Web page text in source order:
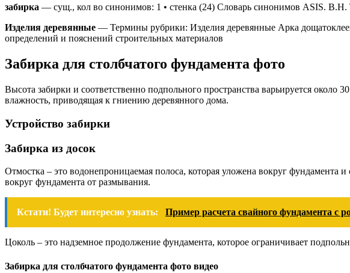
забирка — сущ., кол во синонимов: 1 • стенка (24) Словарь синонимов ASIS.
Изделия деревянные — Термины рубрики: Изделия деревянные Арка
определений и пояснений строительных материалов
Забирка для столбчатого фундамента фото
Высота забирки и соответственно подпольного пространства варьируется около
влажность, приводящая к гниению деревянного дома.
Устройство забирки
Забирка из досок
Отмостка – это водонепроницаемая полоса, которая уложена вокруг
вокруг фундамента от размывания.
Кстати! Будет интересно узнать: Пример расчета свайного фундамента с
Цоколь – это надземное продолжение фундамента, которое ограничивает
Забирка для столбчатого фундамента фото видео